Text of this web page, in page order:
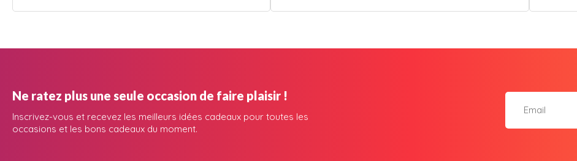
Ne ratez plus une seule occasion de faire plaisir !
Inscrivez-vous et recevez les meilleurs idées cadeaux pour toutes les
occasions et les bons cadeaux du moment.